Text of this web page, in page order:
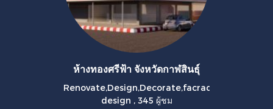
ห้างทองศรีฟ้า จังหวัดกาฬสินธุ์
Renovate,Design,Decorate,facrad
design , 345 ผู้ชม